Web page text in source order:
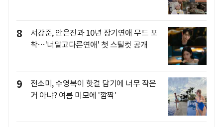
8
서강준, 안은진과 10년 장기연애 무드 포
착…'너말고다른연애' 첫 스틸컷 공개
9
전소미, 수영복이 핫걸 담기에 너무 작은
거 아냐? 여름 미모에 '깜짝'